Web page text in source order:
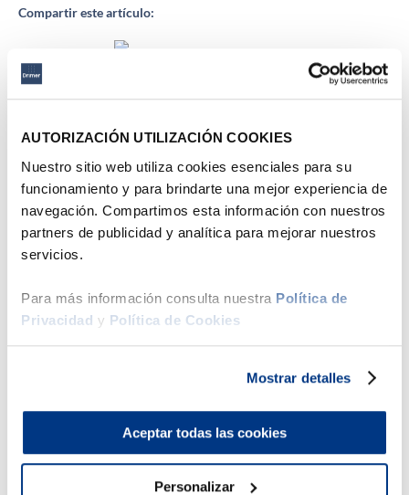
AUTORIZACIÓN UTILIZACIÓN COOKIES
Nuestro sitio web utiliza cookies esenciales para su
funcionamiento y para brindarte una mejor experiencia de
navegación. Compartimos esta información con nuestros
partners de publicidad y analítica para mejorar nuestros
servicios.
Para más información consulta nuestra Política de
Privacidad y Política de Cookies
Mostrar detalles
Aceptar todas las cookies
Personalizar
Compartir este artículo:
Descripción del producto
Estructura del colchón
Ficha técnica
Productos Sugeridos
Drimer